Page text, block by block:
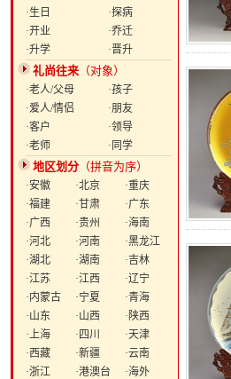
·生日
·探病
·开业
·乔迁
·升学
·晋升
礼尚往来 （对象）
·老人/父母
·孩子
·爱人/情侣
·朋友
·客户
·领导
·老师
·同学
地区划分 （拼音为序）
·安徽 ·北京
·重庆
·福建
·甘肃
·广东
·广西
·贵州
·海南
·河北
·河南
·黑龙江
·湖北
·湖南
·吉林
·江苏
·江西
·辽宁
·内蒙古
·宁夏
·青海
·山东
·山西
·陕西
·上海
·四川
·天津
·西藏
·新疆
·云南
·浙江
·港澳台 ·海外